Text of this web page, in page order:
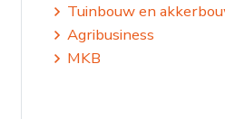
Tuinbouw en
Agribusiness
MKB